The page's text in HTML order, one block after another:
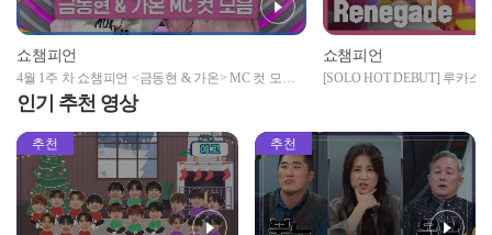
쇼챔피언
4월 1주 차 쇼챔피언 <금동현 & 가온> MC 컷 모음
📁 | Show Champion | EP.512 | 240403
쇼챔피언
[SOLO HOT DEBUT] 루카스
인기 추천 영상
추천 추천